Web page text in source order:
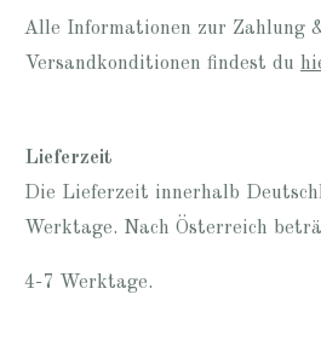
Alle Informationen zur Zahlung
Versandkonditionen findest du
Lieferzeit
Die Lieferzeit innerhalb
Werktage. Nach Österreich
4-7 Werktage.